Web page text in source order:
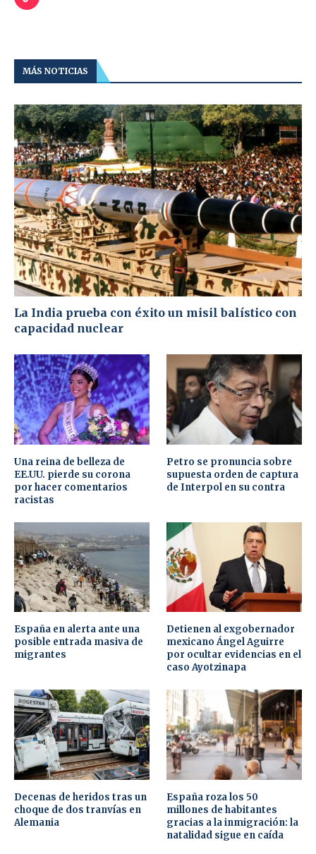
MÁS NOTICIAS
La India prueba con éxito un misil balístico con
capacidad nuclear
Una reina de belleza de
EE.UU. pierde su corona
por hacer comentarios
racistas
Petro se pronuncia sobre
supuesta orden de captura
de Interpol en su contra
España en alerta ante una
posible entrada masiva de
migrantes
Detienen al exgobernador
mexicano Ángel Aguirre
por ocultar evidencias en el
caso Ayotzinapa
Decenas de heridos tras un
choque de dos tranvías en
Alemania
España roza los 50
millones de habitantes
gracias a la inmigración: la
natalidad sigue en caída